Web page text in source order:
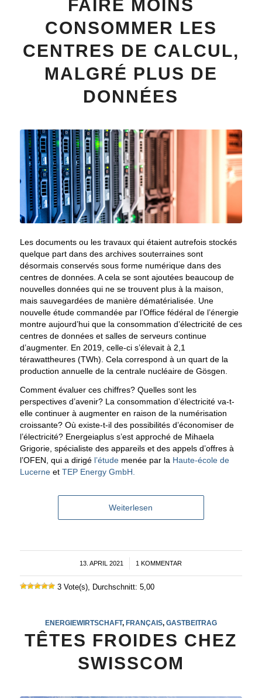
FAIRE MOINS
CONSOMMER LES
CENTRES DE CALCUL,
MALGRÉ PLUS DE
DONNÉES
Les documents ou les travaux qui étaient autrefois stockés
quelque part dans des archives souterraines sont
désormais conservés sous forme numérique dans des
centres de données. A cela se sont ajoutées beaucoup de
nouvelles données qui ne se trouvent plus à la maison,
mais sauvegardées de manière dématérialisée. Une
nouvelle étude commandée par l’Office fédéral de l’énergie
montre aujourd’hui que la consommation d’électricité de ces
centres de données et salles de serveurs continue
d’augmenter. En 2019, celle-ci s’élevait à 2,1
térawattheures (TWh). Cela correspond à un quart de la
production annuelle de la centrale nucléaire de Gösgen.
Comment évaluer ces chiffres? Quelles sont les
perspectives d’avenir? La consommation d’électricité va-t-
elle continuer à augmenter en raison de la numérisation
croissante? Où existe-t-il des possibilités d’économiser de
l’électricité? Energeiaplus s’est approché de Mihaela
Grigorie, spécialiste des appareils et des appels d’offres à
l’OFEN, qui a dirigé l’étudemenée par la Haute-école de
Lucerneet TEP Energy GmbH.
Weiterlesen
13. APRIL 2021
/ 1 KOMMENTAR
3 Vote(s), Durchschnitt: 5,00
ENERGIEWIRTSCHAFT, FRANÇAIS, GASTBEITRAG
TÊTES FROIDES CHEZ
SWISSCOM